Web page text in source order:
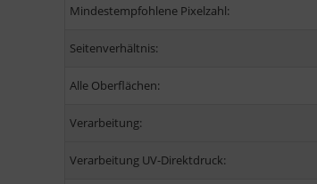
Mindestempfohlene Pixelzahl:
Seitenverhältnis:
Alle Oberflächen:
Verarbeitung:
Verarbeitung UV-Direktdruck: